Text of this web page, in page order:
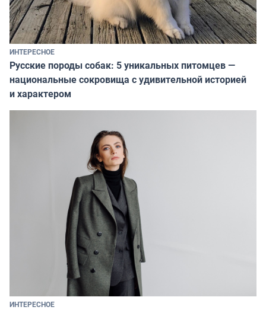
ИНТЕРЕСНОЕ
Русские породы собак: 5 уникальных питомцев —
национальные сокровища с удивительной историей
и характером
ИНТЕРЕСНОЕ